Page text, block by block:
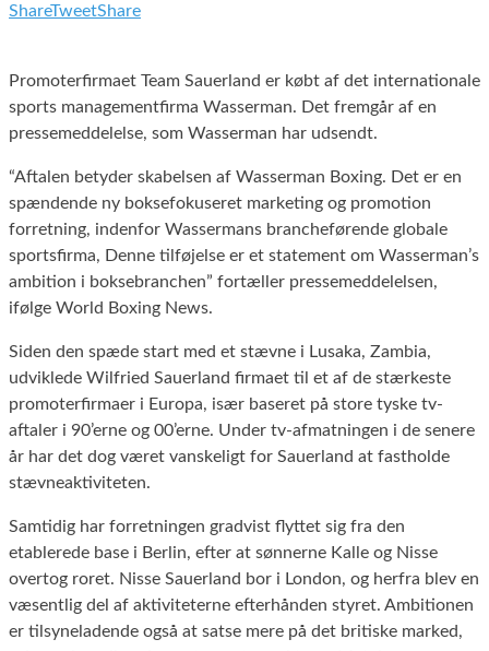
ShareTweetShare
Promoterfirmaet Team Sauerland er købt af det internationale
sports managementfirma Wasserman. Det fremgår af en
pressemeddelelse, som Wasserman har udsendt.
“Aftalen betyder skabelsen af Wasserman Boxing. Det er en
spændende ny boksefokuseret marketing og promotion
forretning, indenfor Wassermans brancheførende globale
sportsfirma, Denne tilføjelse er et statement om Wasserman’s
ambition i boksebranchen” fortæller pressemeddelelsen,
ifølge World Boxing News.
Siden den spæde start med et stævne i Lusaka, Zambia,
udviklede Wilfried Sauerland firmaet til et af de stærkeste
promoterfirmaer i Europa, især baseret på store tyske tv-
aftaler i 90’erne og 00’erne. Under tv-afmatningen i de senere
år har det dog været vanskeligt for Sauerland at fastholde
stævneaktiviteten.
Samtidig har forretningen gradvist flyttet sig fra den
etablerede base i Berlin, efter at sønnerne Kalle og Nisse
overtog roret. Nisse Sauerland bor i London, og herfra blev en
væsentlig del af aktiviteterne efterhånden styret. Ambitionen
er tilsyneladende også at satse mere på det britiske marked,